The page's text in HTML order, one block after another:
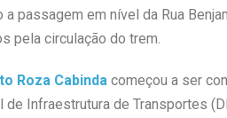
a passagem em nível da Rua
pela circulação do trem.
Roza Cabinda começou a ser
de Infraestrutura de Transportes